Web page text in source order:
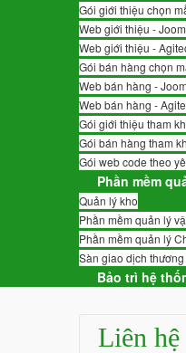
Gói giới thiệu chọn
Web giới thiệu -
Web giới thiệu -
Gói bán hàng chọn
Web bán hàng -
Web bán hàng -
Gói giới thiệu tham
Gói bán hàng tham
Gói web code theo
Phần mềm
Quản lý kho
Phần mềm quản lý
Phần mềm quản lý
Sàn giao dịch
Bảo trì hệ
Liên hệ